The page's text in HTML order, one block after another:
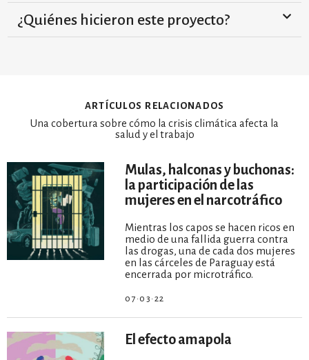
¿Quiénes hicieron este proyecto?
artículos relacionados
Una cobertura sobre cómo la crisis climática afecta la
salud y el trabajo
Mulas, halconas y buchonas:
la participación de las
mujeres en el narcotráfico
Mientras los capos se hacen ricos en
medio de una fallida guerra contra
las drogas, una de cada dos mujeres
en las cárceles de Paraguay está
encerrada por microtráfico.
07·03·22
El efecto amapola